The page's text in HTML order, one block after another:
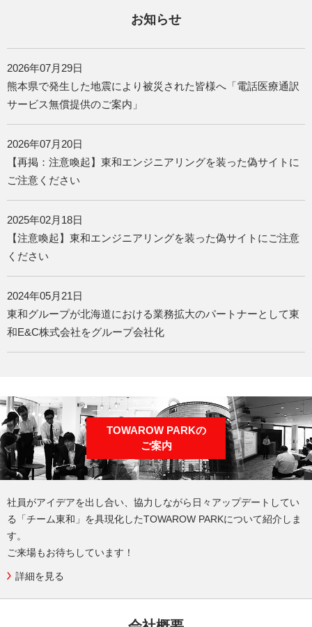
お知らせ
2026年07月29日
熊本県で発生した地震により被災された皆様へ「電話医療通訳
サービス無償提供のご案内」
2026年07月20日
【再掲：注意喚起】東和エンジニアリングを装った偽サイトに
ご注意ください
2025年02月18日
【注意喚起】東和エンジニアリングを装った偽サイトにご注意
ください
2024年05月21日
東和グループが北海道における業務拡大のパートナーとして東
和E&C株式会社をグループ会社化
TOWAROW PARKの
ご案内
社員がアイデアを出し合い、協力しながら日々アップデートしてい
る
「チーム東和」を具現化したTOWAROW PARKについて紹介しま
す。
ご来場もお待ちしています！
詳細を見る